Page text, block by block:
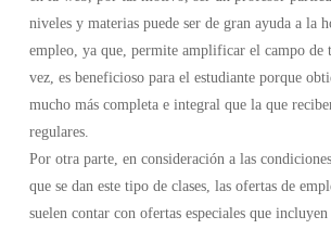
niveles y materias puede ser de gran ayuda a la
empleo, ya que, permite amplificar el campo de
vez, es beneficioso para el estudiante porque
mucho más completa e integral que la que
regulares.
Por otra parte, en consideración a las
que se dan este tipo de clases, las ofertas de
suelen contar con ofertas especiales que